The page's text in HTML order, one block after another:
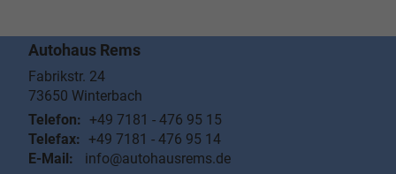
Autohaus Rems
Fabrikstr. 24
73650 Winterbach
Telefon: +49 7181 - 476 95 15
Telefax: +49 7181 - 476 95 14
E-Mail:
info@autohausrems.de